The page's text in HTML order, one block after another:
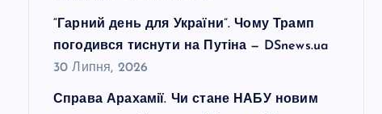
“Гарний день для України”. Чому Трамп
погодився тиснути на Путіна — DSnews.ua
30 Липня, 2026
Справа Арахамії. Чи стане НАБУ новим